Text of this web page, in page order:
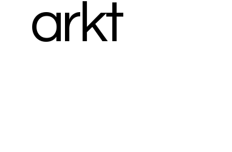
arkt